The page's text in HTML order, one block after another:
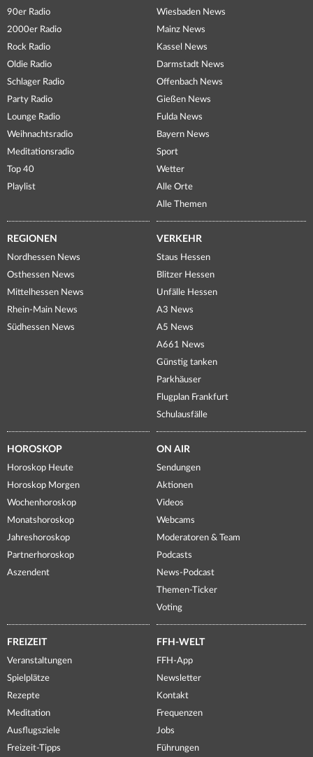
90er Radio
2000er Radio
Rock Radio
Oldie Radio
Schlager Radio
Party Radio
Lounge Radio
Weihnachtsradio
Meditationsradio
Top 40
Playlist
Wiesbaden News
Mainz News
Kassel News
Darmstadt News
Offenbach News
Gießen News
Fulda News
Bayern News
Sport
Wetter
Alle Orte
Alle Themen
REGIONEN
Nordhessen News
Osthessen News
Mittelhessen News
Rhein-Main News
Südhessen News
VERKEHR
Staus Hessen
Blitzer Hessen
Unfälle Hessen
A3 News
A5 News
A661 News
Günstig tanken
Parkhäuser
Flugplan Frankfurt
Schulausfälle
HOROSKOP
Horoskop Heute
Horoskop Morgen
Wochenhoroskop
Monatshoroskop
Jahreshoroskop
Partnerhoroskop
Aszendent
ON AIR
Sendungen
Aktionen
Videos
Webcams
Moderatoren & Team
Podcasts
News-Podcast
Themen-Ticker
Voting
FREIZEIT
Veranstaltungen
Spielplätze
Rezepte
Meditation
Ausflugsziele
Freizeit-Tipps
FFH-WELT
FFH-App
Newsletter
Kontakt
Frequenzen
Jobs
Führungen